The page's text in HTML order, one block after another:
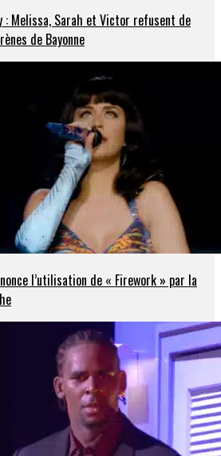
: Melissa, Sarah et Victor refusent de
de Bayonne
l’utilisation de « Firework » par la